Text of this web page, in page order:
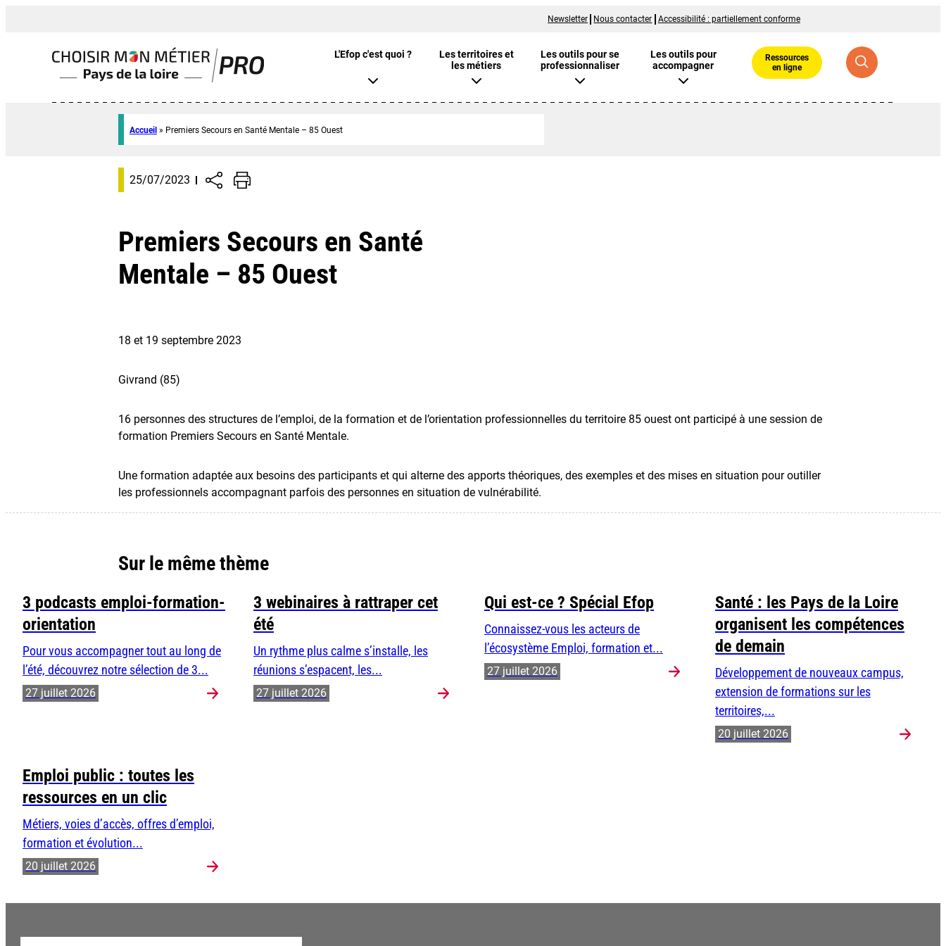
Newsletter Nous contacter Accessibilité : partiellement conforme
L'Efop c'est quoi ?
Les territoires et
les métiers
Les outils pour se
professionnaliser
Les outils pour
accompagner
Ressources
en ligne
Accueil » Premiers Secours en Santé Mentale – 85 Ouest
25/07/2023
Premiers Secours en Santé
Mentale – 85 Ouest
18 et 19 septembre 2023
Givrand (85)
16 personnes des structures de l’emploi, de la formation et de l’orientation professionnelles du territoire 85 ouest ont participé à une session de
formation Premiers Secours en Santé Mentale.
Une formation adaptée aux besoins des participants et qui alterne des apports théoriques, des exemples et des mises en situation pour outiller
les professionnels accompagnant parfois des personnes en situation de vulnérabilité.
Sur le même thème
3 podcasts emploi-formation-
orientation
Pour vous accompagner tout au long de
l’été, découvrez notre sélection de 3...
27 juillet 2026
3 webinaires à rattraper cet
été
Un rythme plus calme s’installe, les
réunions s’espacent, les...
27 juillet 2026
Qui est-ce ? Spécial Efop
Connaissez-vous les acteurs de
l’écosystème Emploi, formation et...
27 juillet 2026
Santé : les Pays de la Loire
organisent les compétences
de demain
Développement de nouveaux campus,
extension de formations sur les
territoires,...
20 juillet 2026
Emploi public : toutes les
ressources en un clic
Métiers, voies d’accès, offres d’emploi,
formation et évolution...
20 juillet 2026